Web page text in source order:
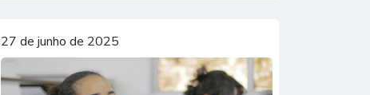
27 de junho de 2025